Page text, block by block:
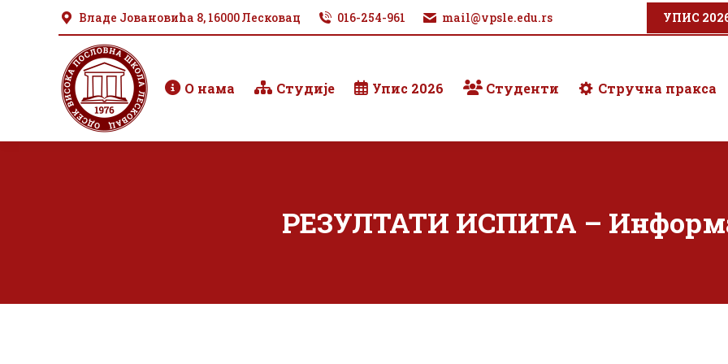
Владе Јовановића 8, 16000 Лесковац 016-254-961 mail@vpsle.edu.rs УПИС
О нама Студије Упис 2026 Студенти Стручна пракса
РЕЗУЛТАТИ ИСПИТА –